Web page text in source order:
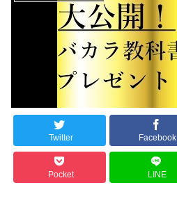
Twitter Facebook
Pocket LINE